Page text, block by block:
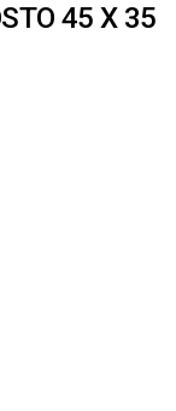
45 X 35